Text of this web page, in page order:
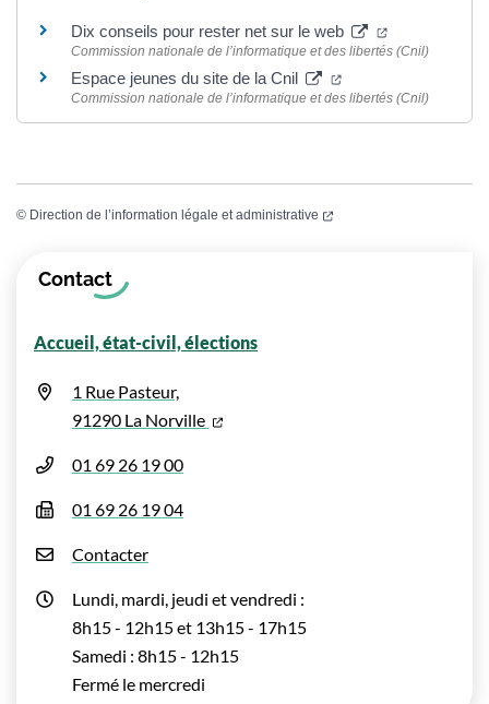
Dix conseils pour rester net sur le web (ouverture
Commission nationale de l’informatique et des libertés (Cnil)
Espace jeunes du site de la Cnil (ouverture dans un
Commission nationale de l’informatique et des libertés (Cnil)
© Direction de l’information légale et administrative (ouverture dans un
Informations complémentaires
Contact
Accueil, état-civil, élections
1 Rue Pasteur,
91290 La Norville
(ouverture dans un nouvel onglet)
01 69 26 19 00
01 69 26 19 04
Contacter
Lundi, mardi, jeudi et vendredi :
8h15 - 12h15 et 13h15 - 17h15
Samedi : 8h15 - 12h15
Fermé le mercredi